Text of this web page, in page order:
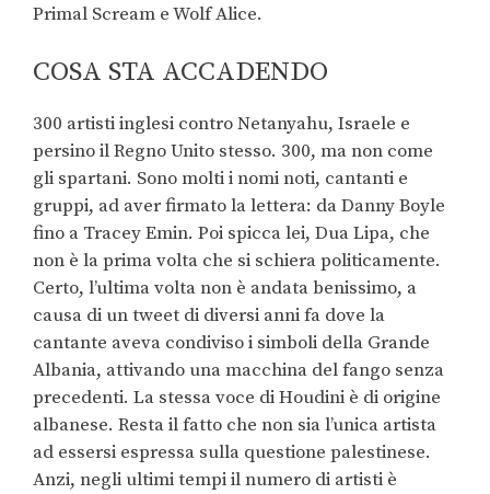
Primal Scream e Wolf Alice.
COSA STA ACCADENDO
300 artisti inglesi contro Netanyahu, Israele e
persino il Regno Unito stesso. 300, ma non come
gli spartani. Sono molti i nomi noti, cantanti e
gruppi, ad aver firmato la lettera: da Danny Boyle
fino a Tracey Emin. Poi spicca lei, Dua Lipa, che
non è la prima volta che si schiera politicamente.
Certo, l’ultima volta non è andata benissimo, a
causa di un tweet di diversi anni fa dove la
cantante aveva condiviso i simboli della Grande
Albania, attivando una macchina del fango senza
precedenti. La stessa voce di Houdini è di origine
albanese. Resta il fatto che non sia l’unica artista
ad essersi espressa sulla questione palestinese.
Anzi, negli ultimi tempi il numero di artisti è